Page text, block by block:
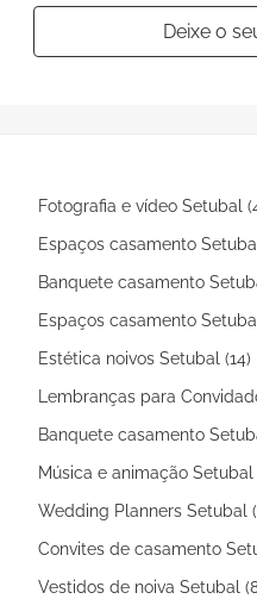
Deixe o
Fotografia e vídeo Setubal
Espaços casamento
Banquete casamento
Espaços casamento
Estética noivos Setubal (14)
Lembranças para
Banquete casamento
Música e animação Setubal
Wedding Planners Setubal
Convites de casamento
Vestidos de noiva Setubal